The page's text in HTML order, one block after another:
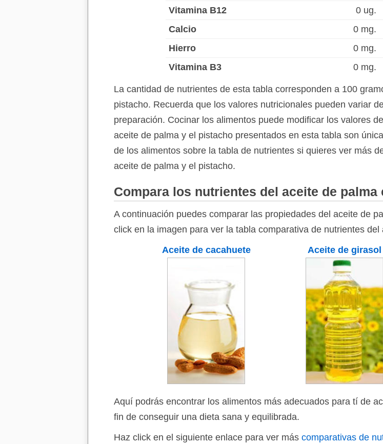
Vitamina B12
0 ug.
Calcio
0 mg.
Hierro
0 mg.
Vitamina B3
0 mg.
La cantidad de nutrientes de esta tabla corresponden a 100
pistacho. Recuerda que los valores nutricionales pueden variar
preparación. Cocinar los alimentos puede modificar los valores
aceite de palma y el pistacho presentados en esta tabla son
de los alimentos sobre la tabla de nutrientes si quieres ver más
aceite de palma y el pistacho.
Compara los nutrientes del aceite de
A continuación puedes comparar las propiedades del aceite de
click en la imagen para ver la tabla comparativa de nutrientes
Aceite de cacahuete
Aceite de girasol
Aquí podrás encontrar los alimentos más adecuados para tí de
fin de conseguir una dieta sana y equilibrada.
Haz click en el siguiente enlace para ver más comparativas de